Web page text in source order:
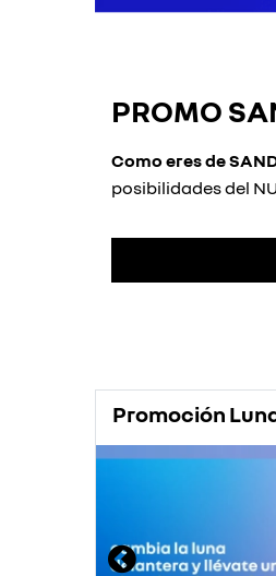
PROMO
Como eres de
posibilidades del
Promoción